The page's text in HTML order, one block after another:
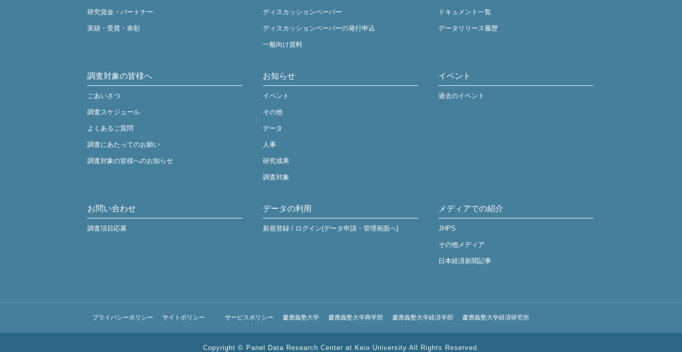
研究資金・パートナー
実績・受賞・表彰
ディスカッションペーパー
ディスカッションペーパーの発行申込
一般向け資料
ドキュメント一覧
データリリース履歴
調査対象の皆様へ
ごあいさつ
調査スケジュール
よくあるご質問
調査にあたってのお願い
調査対象の皆様へのお知らせ
お知らせ
イベント
その他
データ
人事
研究成果
調査対象
イベント
過去のイベント
お問い合わせ
調査項目応募
データの利用
新規登録 / ログイン(データ申請・管理画面へ)
メディアでの紹介
JHPS
その他メディア
日本経済新聞記事
プライバシーポリシー サイトポリシー サービスポリシー 慶應義塾大学 慶應義塾大学商学部 慶應義塾大学経済学部 慶應義塾大学経済研究所
Copyright © Panel Data Research Center at Keio University All Rights Reserved.